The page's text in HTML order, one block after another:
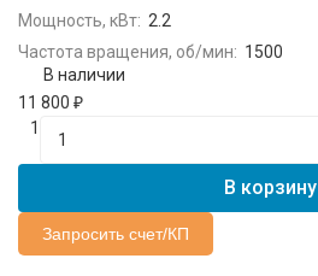
Мощность, кВт: 2.2
Частота вращения, об/мин: 1500
В наличии
11 800 ₽
1
В корзину
Запросить счет/КП